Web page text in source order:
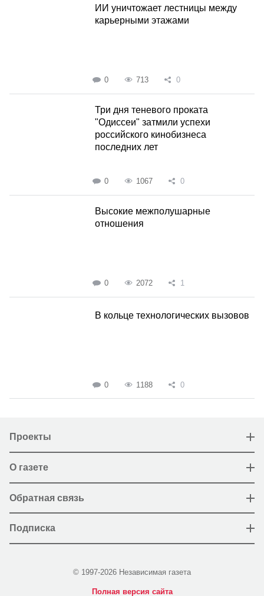
ИИ уничтожает лестницы между
карьерными этажами
0 713 0
Три дня теневого проката
"Одиссеи" затмили успехи
российского кинобизнеса
последних лет
0 1067 0
Высокие межполушарные
отношения
0 2072 1
В кольце технологических вызовов
0 1188 0
Проекты
О газете
Обратная связь
Подписка
© 1997-2026 Независимая газета
Полная версия сайта